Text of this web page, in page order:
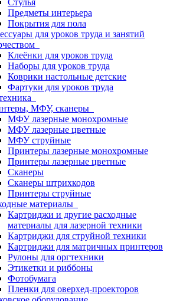
Стулья
Предметы интерьера
Покрытия для пола
для уроков труда и занятий
Клеёнки для уроков труда
Наборы для уроков труда
Коврики настольные детские
Фартуки для уроков труда
МФУ, сканеры
МФУ лазерные монохромные
МФУ лазерные цветные
МФУ струйные
Принтеры лазерные монохромные
Принтеры лазерные цветные
Сканеры
Сканеры штрихкодов
Принтеры струйные
материалы
Картриджи и другие расходные
материалы для лазерной техники
Картриджи для струйной техники
Картриджи для матричных принтеров
Рулоны для оргтехники
Этикетки и риббоны
Фотобумага
Пленки для оверхед-проекторов